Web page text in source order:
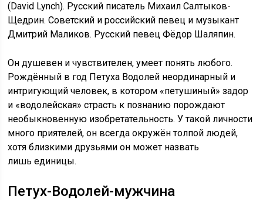
(David Lynch). Русский писатель Михаил Салтыков-
Щедрин. Советский и российский певец и музыкант
Дмитрий Маликов. Русский певец Фёдор Шаляпин.
Он душевен и чувствителен, умеет понять любого.
Рождённый в год Петуха Водолей неординарный и
интригующий человек, в котором «петушиный» задор
и «водолейская» страсть к познанию порождают
необыкновенную изобретательность. У такой личности
много приятелей, он всегда окружён толпой людей,
хотя близкими друзьями он может назвать
лишь единицы.
Петух-Водолей-мужчина